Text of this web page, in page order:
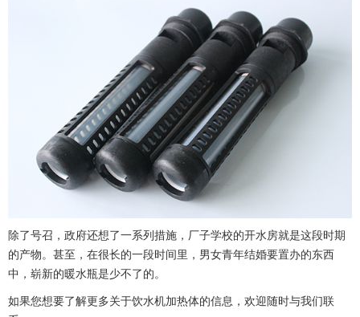
除了号召，政府还想了一系列措施，厂子学校的开水房就是这段时期
的产物。甚至，在很长的一段时间里，男女青年结婚要置办的东西
中，崭新的暖水瓶是少不了的。
如果您想要了解更多关于饮水机加热体的信息，欢迎随时与我们联